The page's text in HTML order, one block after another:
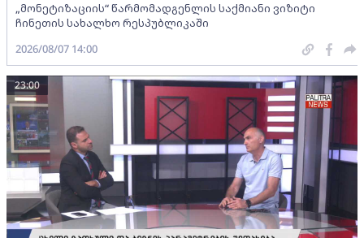
„მონეტიზაციის“ წარმომადგენლის საქმიანი ვიზიტი
ჩინეთის სახალხო რესპუბლიკაში
2026/08/07 14:00
23:00